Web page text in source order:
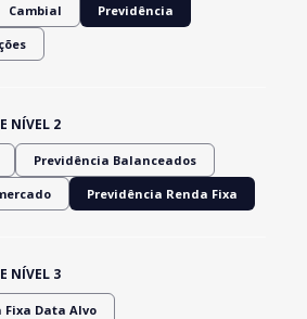
Cambial Previdência
NÍVEL 2
Previdência Balanceados
Previdência Renda Fixa
NÍVEL 3
Fixa Data Alvo